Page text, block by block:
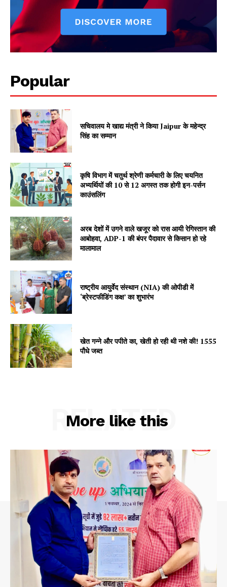
Vishwasniya Hindi Akhbaar
SUBSCRIBE NOW
Company
About
Contact us
Subscription Plans
My account
Popular
सचिवालय मे खाद्य मंत्री ने किया Jaipur के महेन्द्र
सिंह का सम्मान
कृषि विभाग में चतुर्थ श्रेणी कर्मचारी के लिए चयनित
अभ्यर्थियों की 10 से 12 अगस्त तक होगी इन-पर्सन
काउंसलिंग
अरब देशों में उगने वाले खजूर को रास आयी रेगिस्तान की
आबोहवा, ADP-1 की बंपर पैदावार से किसान हो रहे
मालामाल
राष्ट्रीय आयुर्वेद संस्थान (NIA) की ओपीडी में
‘ब्रेस्टफीडिंग कक्ष’ का शुभारंभ
खेत गन्ने और पपीते का, खेती हो रही थी नशे की! 1555
पौधे जब्त
More like this
RELATED